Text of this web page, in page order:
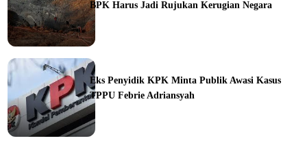
BPK Harus Jadi Rujukan Kerugian Negara
Eks Penyidik KPK Minta Publik Awasi Kasus
TPPU Febrie Adriansyah